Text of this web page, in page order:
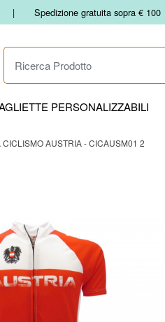
Spedizione gratuita sopra € 100
Ricerca Prodotto
PERSONALIZZABILI
CICLISMO AUSTRIA - CICAUSM01 2